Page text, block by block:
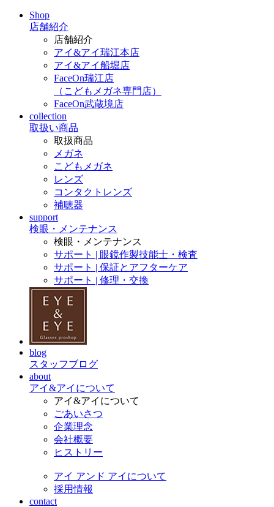
Shop
店舗紹介
店舗紹介
アイ&アイ瑞江本店
アイ&アイ船堀店
FaceOn瑞江店
（こどもメガネ専門店）
FaceOn武蔵境店
collection
取扱い商品
取扱商品
メガネ
こどもメガネ
レンズ
コンタクトレンズ
補聴器
support
検眼・メンテナンス
検眼・メンテナンス
サポート | 眼鏡作製技能士・検査
サポート | 保証とアフターケア
サポート | 修理・交換
blog
スタッフブログ
about
アイ&アイについて
アイ&アイについて
ごあいさつ
企業理念
会社概要
ヒストリー
アイ アンド アイについて
採用情報
contact